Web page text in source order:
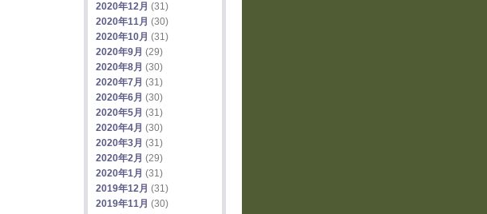
2020年12月 (31)
2020年11月 (30)
2020年10月 (31)
2020年9月 (29)
2020年8月 (30)
2020年7月 (31)
2020年6月 (30)
2020年5月 (31)
2020年4月 (30)
2020年3月 (31)
2020年2月 (29)
2020年1月 (31)
2019年12月 (31)
2019年11月 (30)